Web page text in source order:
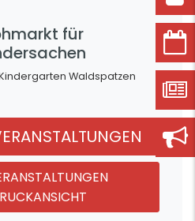
für
Waldspatzen